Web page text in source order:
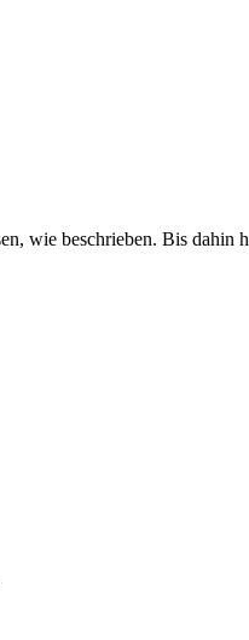
wie beschrieben. Bis dahin